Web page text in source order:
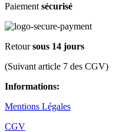
Paiement sécurisé
Retoursous 14 jours
(Suivant article 7 des CGV)
Informations:
Mentions Légales
CGV